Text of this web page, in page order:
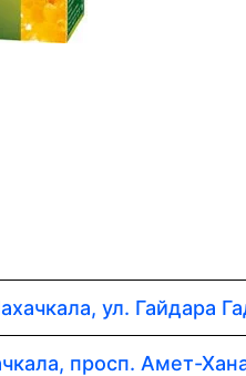
ул. Гайдара
просп. Амет-